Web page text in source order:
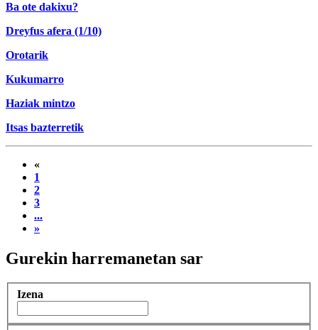
Ba ote dakixu?
Dreyfus afera (1/10)
Orotarik
Kukumarro
Haziak mintzo
Itsas bazterretik
«
1
2
3
...
»
Gurekin harremanetan sar
Izena